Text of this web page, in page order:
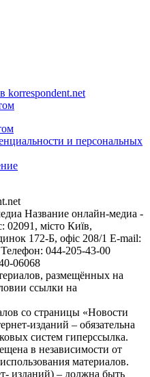
korrespondent.net
и персональных
Название онлайн-медиа -
02091, місто Київ,
172-Б, офіс 208/1 E-mail:
Телефон: 044-205-43-00
06068
размещённых на
ссылки на
со страницы «Новости
изданий – обязательна
систем гиперссылка.
в независимости от
материалов.
изданий) – должна быть